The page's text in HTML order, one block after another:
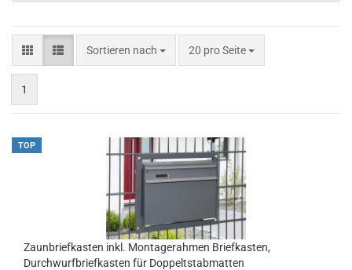
Sortieren nach
Sortieren nach 20 pro Seite
pro Seite
1
TOP
Zaunbriefkasten inkl. Montagerahmen Briefkasten,
Durchwurfbriefkasten für Doppeltstabmatten